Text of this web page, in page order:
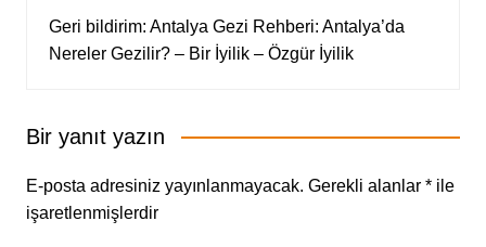
Geri bildirim: Antalya Gezi Rehberi: Antalya’da
Nereler Gezilir? – Bir İyilik – Özgür İyilik
Bir yanıt yazın
E-posta adresiniz yayınlanmayacak. Gerekli alanlar *ile
işaretlenmişlerdir